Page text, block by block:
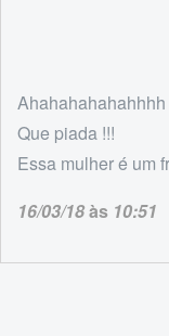
Ahahahahahahhhh
Que piada !!!
Essa mulher é um
16/03/18às 10:51